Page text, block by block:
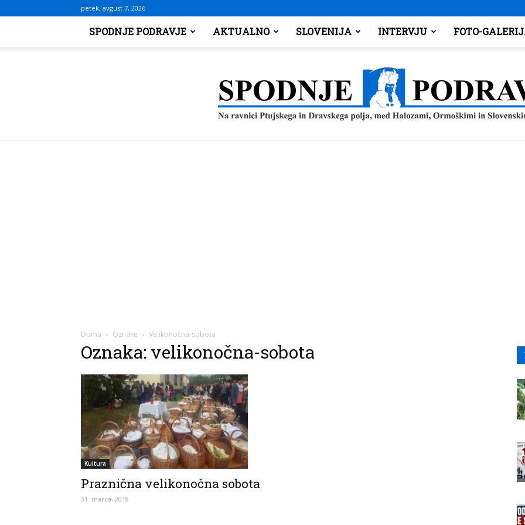
petek, avgust 7, 2026
SPODNJE PODRAVJE AKTUALNO SLOVENIJA INTERVJU FOTO-
Doma Oznake Velikonočna-sobota
Oznaka: velikonočna-sobota
Kultura
Praznična velikonočna sobota
31. marca, 2018